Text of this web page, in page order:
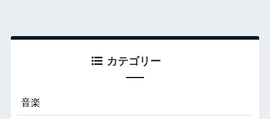
カテゴリー
音楽